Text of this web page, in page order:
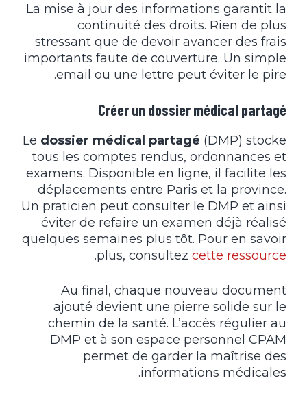
La mise à jour des informations garantit la
continuité des droits. Rien de plus
stressant que de devoir avancer des frais
importants faute de couverture. Un simple
email ou une lettre peut éviter le pire.
Créer un dossier médical partagé
Le dossier médical partagé (DMP) stocke
tous les comptes rendus, ordonnances et
examens. Disponible en ligne, il facilite les
déplacements entre Paris et la province.
Un praticien peut consulter le DMP et ainsi
éviter de refaire un examen déjà réalisé
quelques semaines plus tôt. Pour en savoir
plus, consultez cette ressource
.
Au final, chaque nouveau document
ajouté devient une pierre solide sur le
chemin de la santé. L’accès régulier au
DMP et à son espace personnel CPAM
permet de garder la maîtrise des
informations médicales.